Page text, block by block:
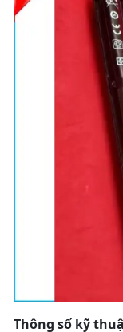
Thông số kỹ